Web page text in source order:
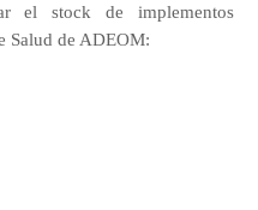
el stock de implementos
Salud de ADEOM: